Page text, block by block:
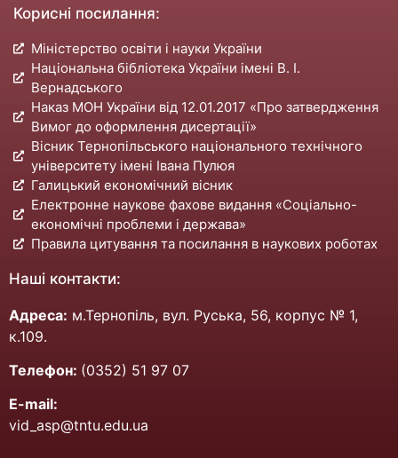
Корисні посилання:
Міністерство освіти і науки України
Національна бібліотека України імені В. І.
Вернадського
Наказ МОН України від 12.01.2017 «Про затвердження
Вимог до оформлення дисертації»
Вісник Тернопільського національного технічного
університету імені Івана Пулюя
Галицький економічний вісник
Електронне наукове фахове видання «Соціально-
економічні проблеми і держава»
Правила цитування та посилання в наукових роботах
Наші контакти:
Адреса: м.Тернопіль, вул. Руська, 56, корпус № 1,
к.109.
Телефон: (0352) 51 97 07
E-mail:
vid_asp@tntu.edu.ua